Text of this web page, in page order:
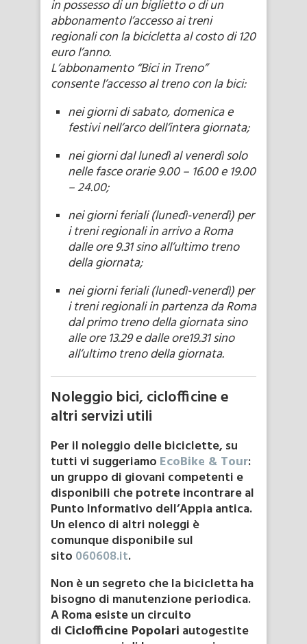
in possesso di un biglietto o di un
abbonamento l’accesso ai treni
regionali con la bicicletta al costo di 120
euro l’anno.
L’abbonamento “Bici in Treno”
consente l’accesso al treno con la bici:
nei giorni di sabato, domenica e
festivi nell’arco dell’intera giornata;
nei giorni dal lunedì al venerdì solo
nelle fasce orarie 9.00 – 16.00 e 19.00
– 24.00;
nei giorni feriali (lunedì-venerdì) per
i treni regionali in arrivo a Roma
dalle ore 9.31 sino all’ultimo treno
della giornata;
nei giorni feriali (lunedì-venerdì) per
i treni regionali in partenza da Roma
dal primo treno della giornata sino
alle ore 13.29 e dalle ore19.31 sino
all’ultimo treno della giornata.
Noleggio bici, ciclofficine e
altri servizi utili
Per il noleggio delle biciclette, su
tutti vi suggeriamo EcoBike & Tour:
un gruppo di giovani competenti e
disponibili che potrete incontrare al
Punto Informativo dell’Appia antica.
Un elenco di altri noleggi è
comunque disponibile sul
sito 060608.it.
Non è un segreto che la bicicletta ha
bisogno di manutenzione periodica.
A Roma esiste un circuito
di Ciclofficine Popolari autogestite